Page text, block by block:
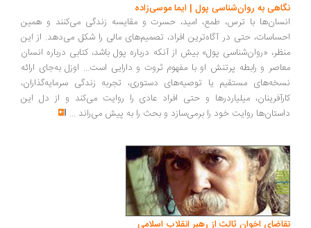
به روان‌شناسی پول | ایما موسی‌زاده
با ترس، طمع، امید، حسرت و مقایسه زندگی می‌کنند و همین
حتی در آگاه‌ترین افراد، تصمیم‌های مالی را شکل می‌دهد. از این
«روان‌شناسی پول» بیش از آنکه درباره پول باشد، کتابی درباره انسان
و رابطه پرتنش او با مفهوم ثروت و دارایی است... اوزل به‌جای ارائه
مستقیم یا توصیه‌های دستوری، تجربه زندگی سرمایه‌گذاران،
میلیاردرها و حتی افراد عادی را روایت می‌کند و از دل این
روایت خود را برمی‌سازد و بحث را به پیش می‌راند...
اخوان ثالث از رهبر انقلاب اسلامی